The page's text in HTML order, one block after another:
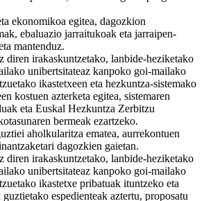
ekonomikoa egitea, dagozkion
ebaluazio jarraitukoak eta jarraipen-
mantenduz.
diren irakaskuntzetako, lanbide-heziketako
unibertsitateaz kanpoko goi-mailako
ikastetxeen eta hezkuntza-sistemako
kostuen azterketa egitea, sistemaren
eta Euskal Hezkuntza Zerbitzu
bermeak ezartzeko.
aholkularitza ematea, aurrekontuen
dagozkien gaietan.
diren irakaskuntzetako, lanbide-heziketako
unibertsitateaz kanpoko goi-mailako
ikastetxe pribatuak ituntzeko eta
espedienteak aztertu, proposatu